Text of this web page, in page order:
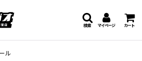
マイページ カート
検索
ル